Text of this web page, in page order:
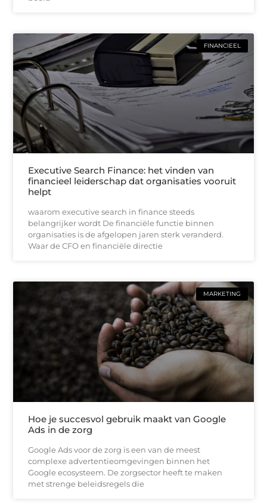
FINANCIEEL
Executive Search Finance: het vinden van
financieel leiderschap dat organisaties vooruit
helpt
waarom executive search in finance steeds
belangrijker wordt De financiële functie binnen
organisaties is de afgelopen jaren sterk veranderd.
Waar de CFO en financiële directie
MARKETING
Hoe je succesvol gebruik maakt van Google
Ads in de zorg
Google Ads voor de zorg is een van de meest
complexe advertentieomgevingen binnen het
Google ecosysteem. De zorgsector heeft te maken
met strenge beleidsregels die